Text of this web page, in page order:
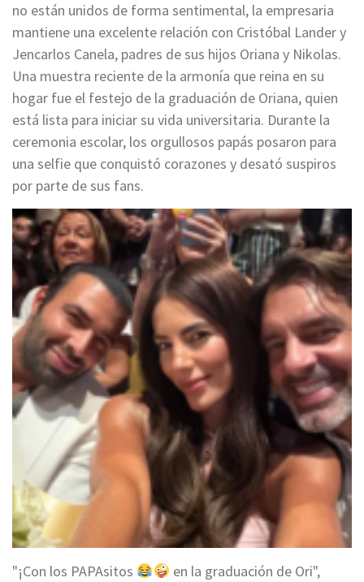
no están unidos de forma sentimental, la empresaria
mantiene una excelente relación con Cristóbal Lander y
Jencarlos Canela, padres de sus hijos Oriana y Nikolas.
Una muestra reciente de la armonía que reina en su
hogar fue el festejo de la graduación de Oriana, quien
está lista para iniciar su vida universitaria. Durante la
ceremonia escolar, los orgullosos papás posaron para
una selfie que conquistó corazones y desató suspiros
por parte de sus fans.
"¡Con los PAPAsitos
en la graduación de Ori",